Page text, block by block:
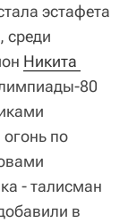
эстафета
среди
Никита
80
по
- талисман
в